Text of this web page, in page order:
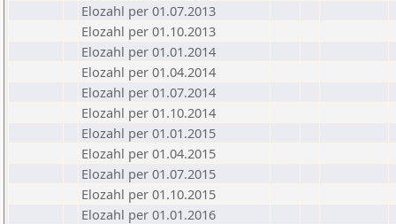
Elozahl per 01.07.2013
Elozahl per 01.10.2013
Elozahl per 01.01.2014
Elozahl per 01.04.2014
Elozahl per 01.07.2014
Elozahl per 01.10.2014
Elozahl per 01.01.2015
Elozahl per 01.04.2015
Elozahl per 01.07.2015
Elozahl per 01.10.2015
Elozahl per 01.01.2016